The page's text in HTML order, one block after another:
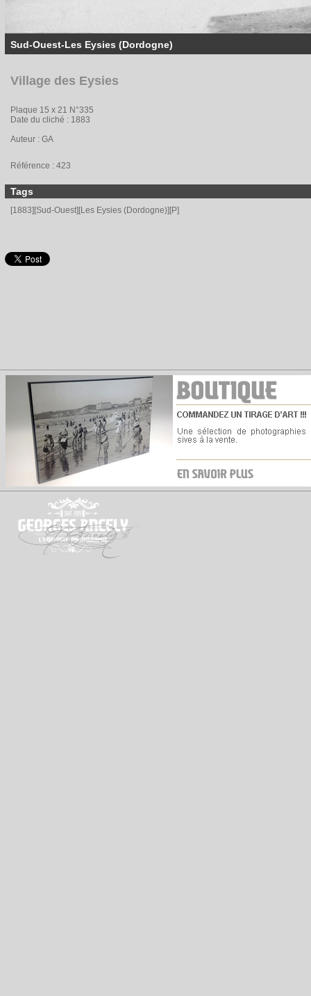
Sud-Ouest-Les Eysies (Dordogne)
Village des Eysies
Plaque 15 x 21 N°335
Date du cliché : 1883
Auteur : GA
Référence : 423
Tags
[1883][Sud-Ouest][Les Eysies (Dordogne)][P]